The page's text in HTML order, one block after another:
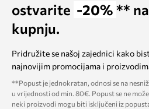
ostvarite -20% **
kupnju.
Pridružite se našoj zajednici kako
najnovijim promocijama i
**Popust je jednokratan, odnosi se na
u vrijednosti od min. 80€. Popust se ne
neki proizvodi mogu biti isključeni iz